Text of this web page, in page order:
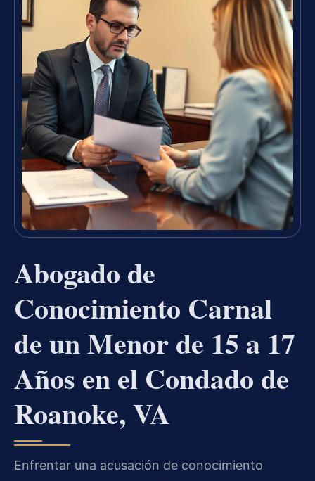
Abogado de
Conocimiento Carnal
de un Menor de 15 a 17
Años en el Condado de
Roanoke, VA
Enfrentar una acusación de conocimiento